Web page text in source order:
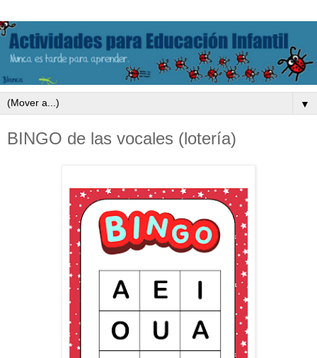
▼
BINGO de las vocales (lotería)